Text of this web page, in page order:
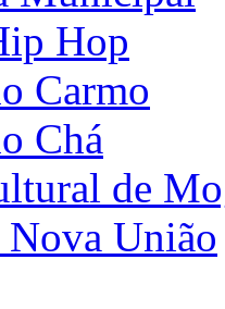
Hop
Carmo
Chá
de
União